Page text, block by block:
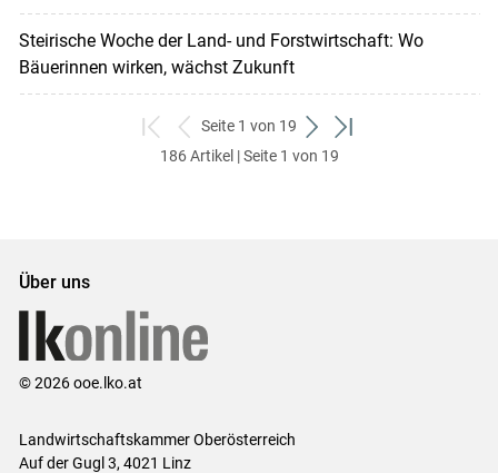
Steirische Woche der Land- und Forstwirtschaft: Wo
Bäuerinnen wirken, wächst Zukunft
zum
ersten
zurück
zum
Seite 1 von 19
weiter
zum
zum
186 Artikel | Seite 1 von 19
Über uns
© 2026 ooe.lko.at
Landwirtschaftskammer Oberösterreich
Auf der Gugl 3, 4021 Linz